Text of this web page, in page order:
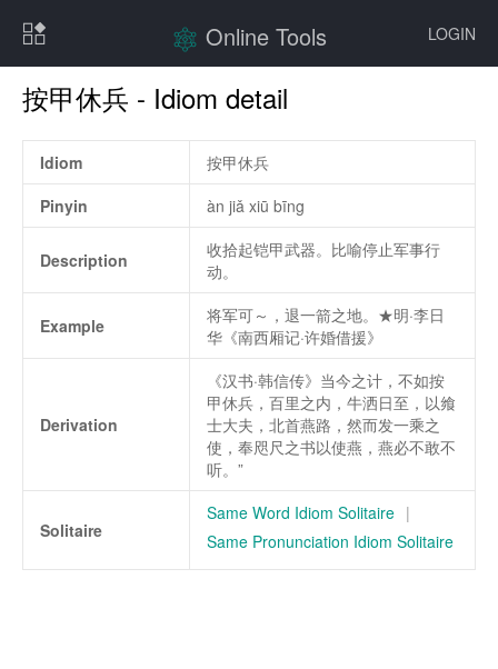
LOGIN
Online Tools
按甲休兵 - Idiom detail
Idiom
按甲休兵
Pinyin
àn jiǎ xiū bīng
Description
收拾起铠甲武器。比喻停止军事行
动。
Example
将军可～，退一箭之地。★明·李日
华《南西厢记·许婚借援》
Derivation
《汉书·韩信传》当今之计，不如按
甲休兵，百里之内，牛洒日至，以飨
士大夫，北首燕路，然而发一乘之
使，奉咫尺之书以使燕，燕必不敢不
听。”
Solitaire
Same Word Idiom Solitaire |
Same Pronunciation Idiom Solitaire